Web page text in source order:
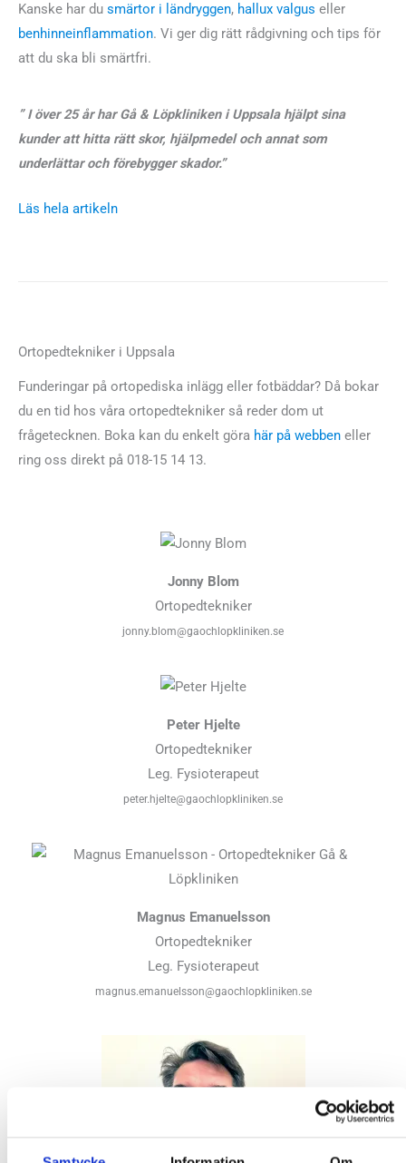
Kanske har du smärtor i ländryggen, hallux valgus eller
benhinneinflammation. Vi ger dig rätt rådgivning och tips för
att du ska bli smärtfri.
” I över 25 år har Gå & Löpkliniken i Uppsala hjälpt sina
kunder att hitta rätt skor, hjälpmedel och annat som
underlättar och förebygger skador.”
Läs hela artikeln
Ortopedtekniker i Uppsala
Funderingar på ortopediska inlägg eller fotbäddar? Då bokar
du en tid hos våra ortopedtekniker så reder dom ut
frågetecknen. Boka kan du enkelt göra här på webben eller
ring oss direkt på 018-15 14 13.
Jonny Blom
Ortopedtekniker
jonny.blom@gaochlopkliniken.se
Peter Hjelte
Ortopedtekniker
Leg. Fysioterapeut
peter.hjelte@gaochlopkliniken.se
Magnus Emanuelsson
Ortopedtekniker
Leg. Fysioterapeut
magnus.emanuelsson@gaochlopkliniken.se